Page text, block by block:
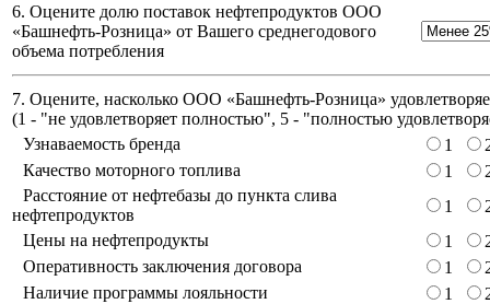
6. Оцените долю поставок нефтепродуктов ООО
«Башнефть-Розница» от Вашего среднегодового
объема потребления
7. Оцените, насколько ООО «Башнефть-Розница»
(1 - "не удовлетворяет полностью", 5 - "полностью
Узнаваемость бренда
1
Качество моторного топлива
1
Расстояние от нефтебазы до пункта слива
нефтепродуктов
1
Цены на нефтепродукты
1
Оперативность заключения договора
1
Наличие программы лояльности
1